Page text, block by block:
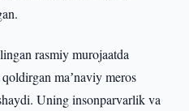
rasmiy murojaatda
maʼnaviy meros
Uning insonparvarlik va